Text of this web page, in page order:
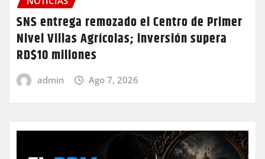
SNS entrega remozado el Centro de Primer
Nivel Villas Agrícolas; inversión supera
RD$10 millones
admin Ago 7, 2026